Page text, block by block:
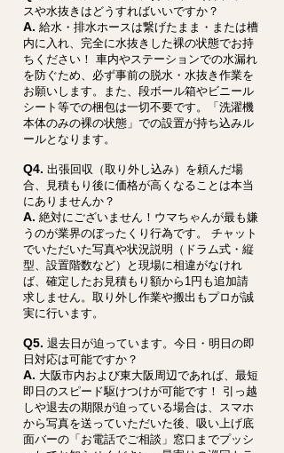
スや水抜きはどうすればいいですか？
A. 給水・排水ホースは繋げたまま・または槽
内に入れ、完全に水抜きした裸の状態でお持
ちください！ 車内やステーションでの水漏れ
を防ぐため、必ず事前の脱水・水抜き作業を
お願いします。また、段ボール箱やビニール
シート等での梱包は一切不要です。「洗濯機
本体のみの裸の状態」での設置が持ち込みル
ールとなります。
Q4. 出張回収（取り外し込み）を頼んだ場
合、見積もり後に価格が高くなることは本当
にありませんか？
A. 絶対にございません！ウマちゃんが最も嫌
うのが業界のぼったくり行為です。 チャット
でいただいた写真や状況説明（ドラム式・縦
型、設置階数など）と現場に相違がなけれ
ば、確定したお見積もり額から1円も追加請
求しません。取り外し作業や搬出もプロが誠
実に行います。
Q5. 退去日が迫っています。今日・明日の即
日対応は可能ですか？
A. 大阪市内および東大阪周辺であれば、最短
即日のスピード駆けつけが可能です！ 引っ越
しや退去の期限が迫っている場合は、スマホ
から写真を送っていただいた後、吸い上げ底
面バーの「お電話でご相談」窓口までプッシ